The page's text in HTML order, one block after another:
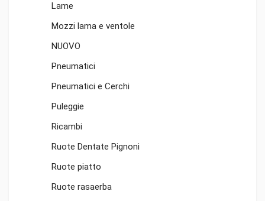
Lame
Mozzi lama e ventole
NUOVO
Pneumatici
Pneumatici e Cerchi
Puleggie
Ricambi
Ruote Dentate Pignoni
Ruote piatto
Ruote rasaerba